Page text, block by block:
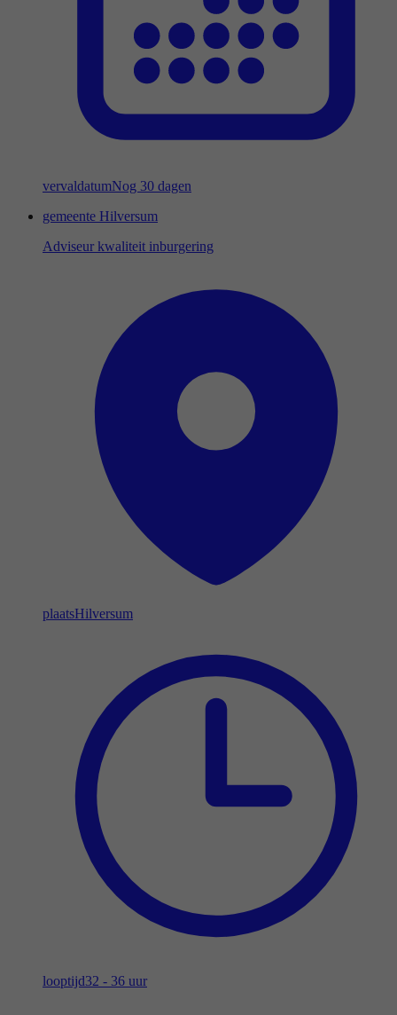
vervaldatumNog 30 dagen
gemeente Hilversum
Adviseur kwaliteit inburgering
plaatsHilversum
looptijd32 - 36 uur